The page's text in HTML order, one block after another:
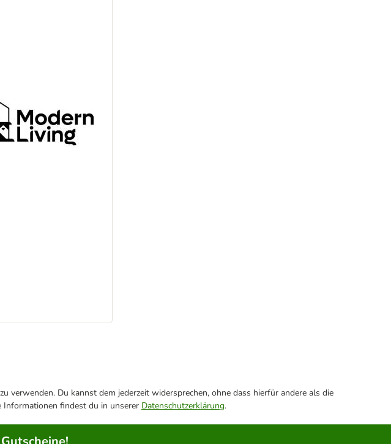
Du kannst dem jederzeit widersprechen, ohne dass hierfür andere als die
Informationen findest du in unserer Datenschutzerklärung.